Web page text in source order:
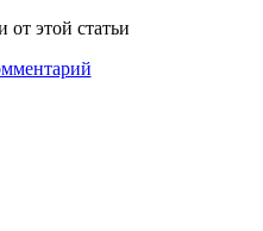
от этой статьи